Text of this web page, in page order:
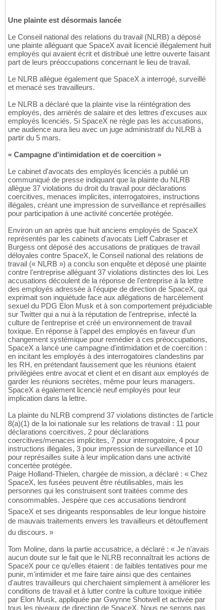
Une plainte est désormais lancée
Le Conseil national des relations du travail (NLRB) a déposé
une plainte alléguant que SpaceX avait licencié illégalement huit
employés qui avaient écrit et distribué une lettre ouverte faisant
part de leurs préoccupations concernant le lieu de travail.
Le NLRB allègue également que SpaceX a interrogé, surveillé
et menacé ses travailleurs.
Le NLRB a déclaré que la plainte vise la réintégration des
employés, des arriérés de salaire et des lettres d'excuses aux
employés licenciés. Si SpaceX ne règle pas les accusations,
une audience aura lieu avec un juge administratif du NLRB à
partir du 5 mars.
« Campagne d'intimidation et de coercition »
Le cabinet d'avocats des employés licenciés a publié un
communiqué de presse indiquant que la plainte du NLRB
allègue 37 violations du droit du travail pour déclarations
coercitives, menaces implicites, interrogatoires, instructions
illégales, créant une impression de surveillance et représailles
pour participation à une activité concertée protégée.
Environ un an après que huit anciens employés de SpaceX
représentés par les cabinets d'avocats Lieff Cabraser et
Burgess ont déposé des accusations de pratiques de travail
déloyales contre SpaceX, le Conseil national des relations de
travail (« NLRB ») a conclu son enquête et déposé une plainte
contre l'entreprise alléguant 37 violations distinctes des loi. Les
accusations découlent de la réponse de l'entreprise à la lettre
des employés adressée à l'équipe de direction de SpaceX, qui
exprimait son inquiétude face aux allégations de harcèlement
sexuel du PDG Elon Musk et à son comportement préjudiciable
sur Twitter qui a nui à la réputation de l'entreprise, infecté la
culture de l'entreprise et créé un environnement de travail
toxique. En réponse à l'appel des employés en faveur d'un
changement systémique pour remédier à ces préoccupations,
SpaceX a lancé une campagne d'intimidation et de coercition :
en incitant les employés à des interrogatoires clandestins par
les RH, en prétendant faussement que les réunions étaient
privilégiées entre avocat et client et en disant aux employés de
garder les réunions secrètes, même pour leurs managers.
SpaceX a également licencié neuf employés pour leur
implication dans la lettre.
La plainte du NLRB comprend 37 violations distinctes de l'article
8(a)(1) de la loi nationale sur les relations de travail : 11 pour
déclarations coercitives, 2 pour déclarations
coercitives/menaces implicites, 7 pour interrogatoire, 4 pour
instructions illégales, 3 pour impression de surveillance et 10
pour représailles suite à leur implication dans une activité
concertée protégée.
Paige Holland-Thielen, chargée de mission, a déclaré : « Chez
SpaceX, les fusées peuvent être réutilisables, mais les
personnes qui les construisent sont traitées comme des
consommables. Jespère que ces accusations tiendront
SpaceX et ses dirigeants responsables de leur longue histoire
de mauvais traitements envers les travailleurs et détouffement
du discours. »
Tom Moline, dans la partie accusatrice, a déclaré : « Je n'avais
aucun doute sur le fait que le NLRB reconnaîtrait les actions de
SpaceX pour ce qu'elles étaient : de faibles tentatives pour me
punir, m'intimider et me faire taire ainsi que des centaines
d'autres travailleurs qui cherchaient simplement à améliorer les
conditions de travail et à lutter contre la culture toxique initiée
par Elon Musk, appliquée par Gwynne Shotwell et activée par
tous les niveaux de direction de SpaceX. Nous ne serons pas